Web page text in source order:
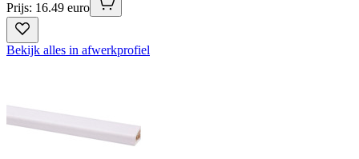
Prijs: 16.49 euro
Bekijk alles in afwerkprofiel